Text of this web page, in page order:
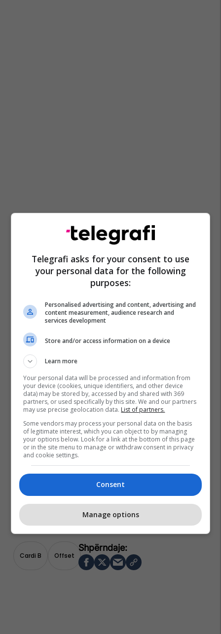
Cardi B Offset
Telegrafi asks for your consent to use
your personal data for the following
purposes:
Personalised advertising and content, advertising and
content measurement, audience research and
services development
Store and/or access information on a device
Learn more
Your personal data will be processed and information from
your device (cookies, unique identifiers, and other device
data) may be stored by, accessed by and shared with 369
partners, or used specifically by this site. We and our partners
may use precise geolocation data. List of partners.
Some vendors may process your personal data on the basis
of legitimate interest, which you can object to by managing
your options below. Look for a link at the bottom of this page
or in the site menu to manage or withdraw consent in privacy
and cookie settings.
Consent
Manage options